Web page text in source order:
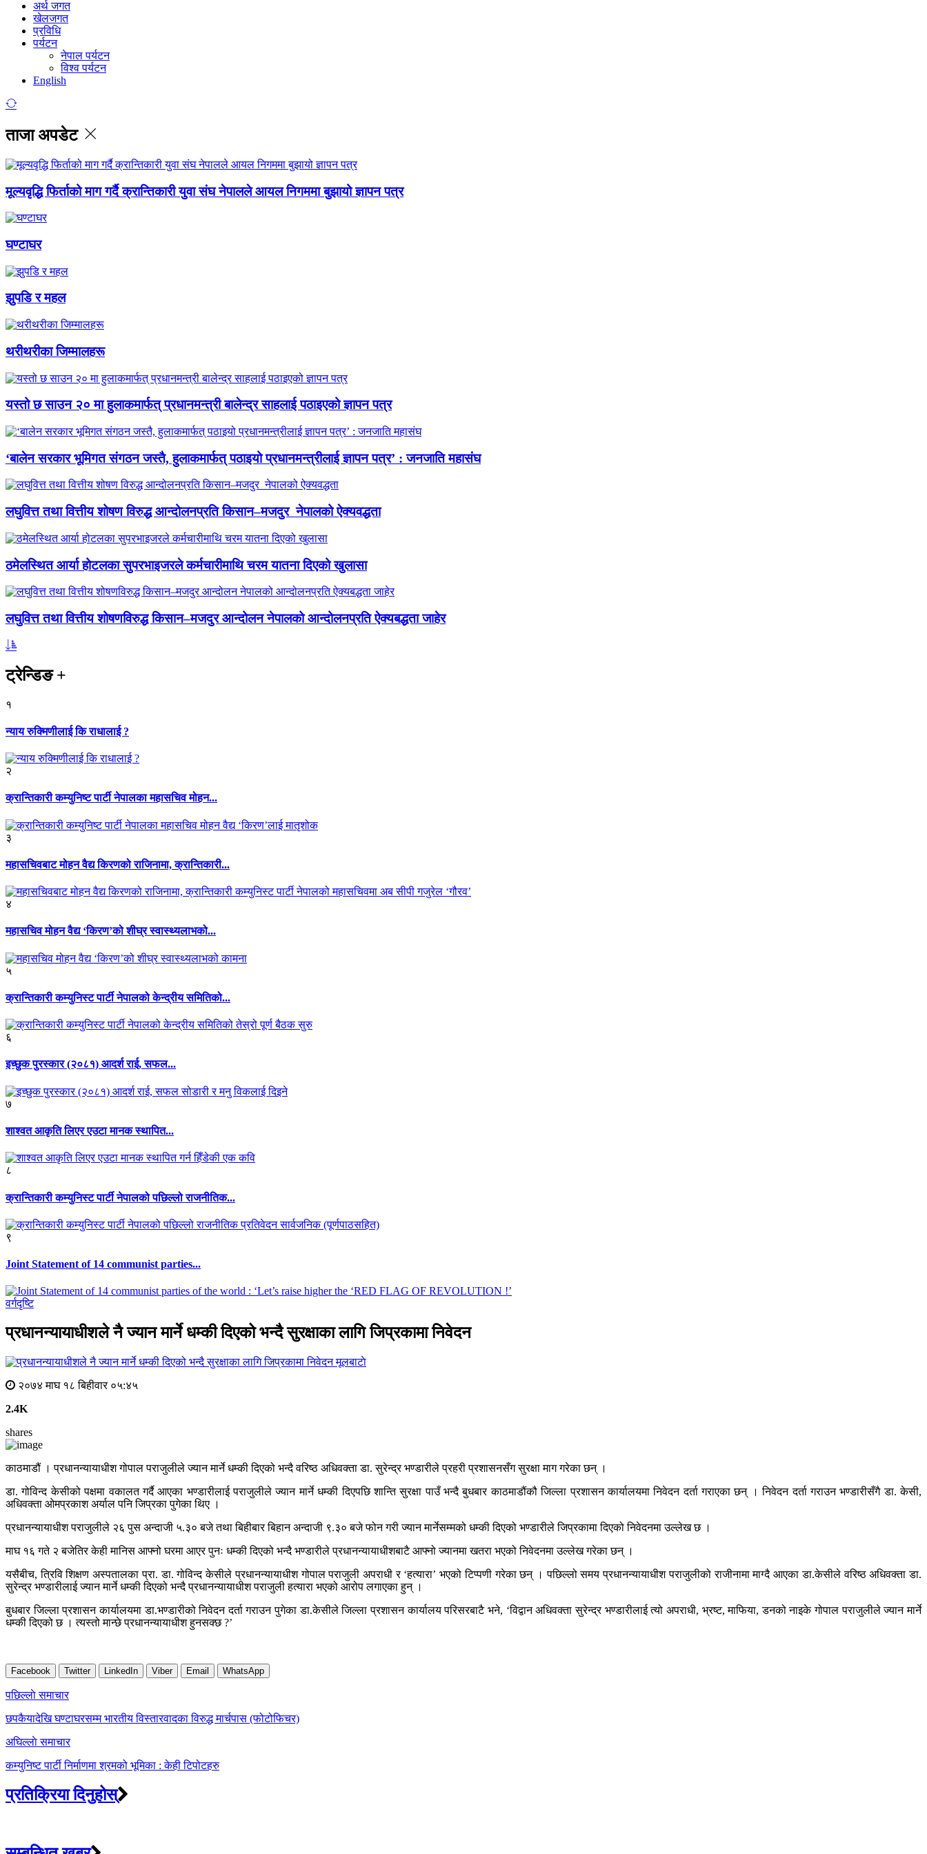
अर्थ जगत
खेलजगत
प्रविधि
पर्यटन
नेपाल पर्यटन
विश्व पर्यटन
English
ताजा अपडेट
मूल्यवृद्धि फिर्ताको माग गर्दै क्रान्तिकारी युवा संघ नेपालले आयल निगममा बुझायो ज्ञापन पत्र
घण्टाघर
झुपडि र महल
थरीथरीका जिम्मालहरू
यस्तो छ साउन २० मा हुलाकमार्फत् प्रधानमन्त्री बालेन्द्र साहलाई पठाइएको ज्ञापन पत्र
‘बालेन सरकार भूमिगत संगठन जस्तै, हुलाकमार्फत् पठाइयो प्रधानमन्त्रीलाई ज्ञापन पत्र’ : जनजाति महासंघ
लघुवित्त तथा वित्तीय शोषण विरुद्ध आन्दोलनप्रति किसान–मजदुर नेपालको ऐक्यवद्धता
ठमेलस्थित आर्या होटलका सुपरभाइजरले कर्मचारीमाथि चरम यातना दिएको खुलासा
लघुवित्त तथा वित्तीय शोषणविरुद्ध किसान–मजदुर आन्दोलन नेपालको आन्दोलनप्रति ऐक्यबद्धता जाहेर
ट्रेन्डिङ+
१
न्याय रुक्मिणीलाई कि राधालाई ?
२
क्रान्तिकारी कम्युनिष्ट पार्टी नेपालका महासचिव मोहन...
३
महासचिवबाट मोहन वैद्य किरणको राजिनामा, क्रान्तिकारी...
४
महासचिव मोहन वैद्य ‘किरण’को शीघ्र स्वास्थ्यलाभको...
५
क्रान्तिकारी कम्युनिस्ट पार्टी नेपालको केन्द्रीय समितिको...
६
इच्छुक पुरस्कार (२०८१) आदर्श राई, सफल...
७
शाश्वत आकृति लिएर एउटा मानक स्थापित...
८
क्रान्तिकारी कम्युनिस्ट पार्टी नेपालको पछिल्लो राजनीतिक...
९
Joint Statement of 14 communist parties...
वर्गदृष्टि
प्रधानन्यायाधीशले नै ज्यान मार्ने धम्की दिएको भन्दै सुरक्षाका लागि जिप्रकामा निवेदन
मूलबाटाे
२०७४ माघ १८ बिहीवार ०५:४५
2.4K
shares
काठमाडौं । प्रधानन्यायाधीश गोपाल पराजुलीले ज्यान मार्ने धम्की दिएको भन्दै वरिष्ठ अधिवक्ता डा. सुरेन्द्र भण्डारीले प्रहरी प्रशासनसँग सुरक्षा माग गरेका छन् ।
डा. गोविन्द केसीको पक्षमा वकालत गर्दै आएका भण्डारीलाई पराजुलीले ज्यान मार्ने धम्की दिएपछि शान्ति सुरक्षा पाउँ भन्दै बुधबार काठमाडौंकौ जिल्ला प्रशासन कार्यालयमा निवेदन दर्ता गराएका छन् । निवेदन दर्ता गराउन भण्डारीसँगै डा. केसी,
अधिवक्ता ओमप्रकाश अर्याल पनि जिप्रका पुगेका थिए ।
प्रधानन्यायाधीश पराजुलीले २६ पुस अन्दाजी ५.३० बजे तथा बिहीबार बिहान अन्दाजी ९.३० बजे फोन गरी ज्यान मार्नेसम्मको धम्की दिएको भण्डारीले जिप्रकामा दिएको निवेदनमा उल्लेख छ ।
माघ १६ गते २ बजेतिर केही मानिस आफ्नो घरमा आएर पुनः धम्की दिएको भन्दै भण्डारीले प्रधानन्यायाधीशबाटै आफ्नो ज्यानमा खतरा भएको निवेदनमा उल्लेख गरेका छन् ।
यसैबीच, त्रिवि शिक्षण अस्पतालका प्रा. डा. गोविन्द केसीले प्रधानन्यायाधीश गोपाल पराजुली अपराधी र ‘हत्यारा’ भएको टिप्पणी गरेका छन् । पछिल्लो समय प्रधानन्यायाधीश पराजुलीको राजीनामा माग्दै आएका डा.केसीले वरिष्ठ अधिवक्ता डा.
सुरेन्द्र भण्डारीलाई ज्यान मार्ने धम्की दिएको भन्दै प्रधानन्यायाधीश पराजुली हत्यारा भएको आरोप लगाएका हुन् ।
बुधबार जिल्ला प्रशासन कार्यालयमा डा.भण्डारीको निवेदन दर्ता गराउन पुगेका डा.केसीले जिल्ला प्रशासन कार्यालय परिसरबाटै भने, ‘विद्वान अधिवक्ता सुरेन्द्र भण्डारीलाई त्यो अपराधी, भ्रष्ट, माफिया, डनको नाइके गोपाल पराजुलीले ज्यान मार्ने
धम्की दिएको छ । त्यस्तो मान्छे प्रधानन्यायाधीश हुनसक्छ ?’
Facebook Twitter LinkedIn Viber Email WhatsApp
Post
navigation
पछिल्लाे समाचार
छपकैयादेखि घण्टाघरसम्म भारतीय विस्तारवादका विरुद्ध मार्चपास (फोटोफिचर)
अघिल्लाे समाचार
कम्युनिष्ट पार्टी निर्माणमा श्रमको भूमिका : केही टिपोटहरु
प्रतिक्रिया दिनुहोस्